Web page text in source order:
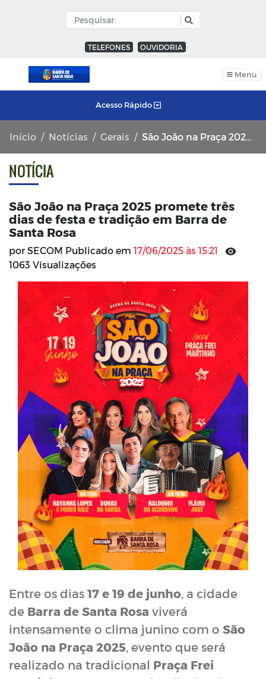
TELEFONES OUVIDORIA
Menu
Acesso Rápido
Início Notícias Gerais São João na Praça 2025 promete três dias de festa e tradição em Barra de Santa Rosa
NOTÍCIA
São João na Praça 2025 promete três
dias de festa e tradição em Barra de
Santa Rosa
por SECOM Publicado em 17/06/2025 às 15:21
1063 Visualizações
Entre os dias 17 e 19 de junho, a cidade
de Barra de Santa Rosa viverá
intensamente o clima junino com o São
João na Praça 2025, evento que será
realizado na tradicional Praça Frei